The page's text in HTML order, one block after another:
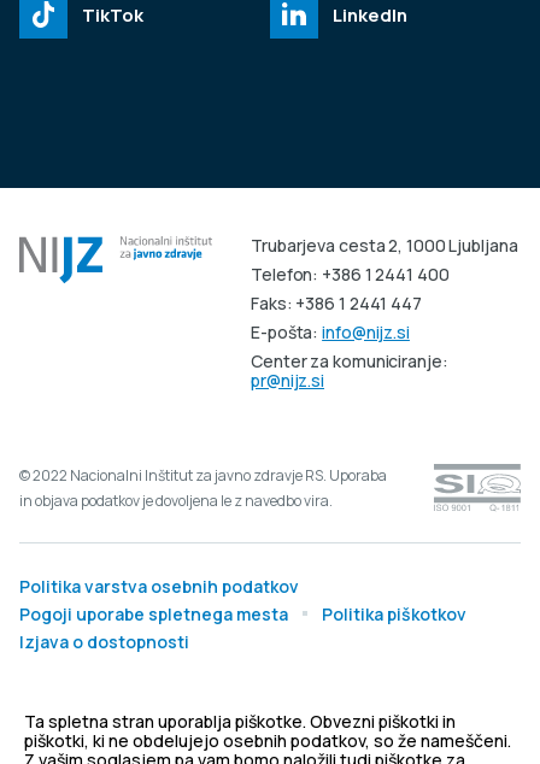
Trubarjeva cesta 2, 1000 Ljubljana
Telefon: +386 1 2441 400
Faks: +386 1 2441 447
E-pošta:info@nijz.si
Center za komuniciranje:
pr@nijz.si
Politika varstva osebnih podatkov
Pogoji uporabe spletnega mesta
Politika piškotkov
Izjava o dostopnosti
© 2022 Nacionalni Inštitut za javno zdravje RS. Uporaba
in objava podatkov je dovoljena le z navedbo vira.
TikTok LinkedIn
Ta spletna stran uporablja piškotke. Obvezni piškotki in
piškotki, ki ne obdelujejo osebnih podatkov, so že nameščeni.